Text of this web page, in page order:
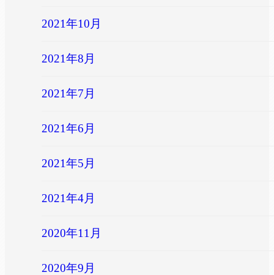
2021年10月
2021年8月
2021年7月
2021年6月
2021年5月
2021年4月
2020年11月
2020年9月